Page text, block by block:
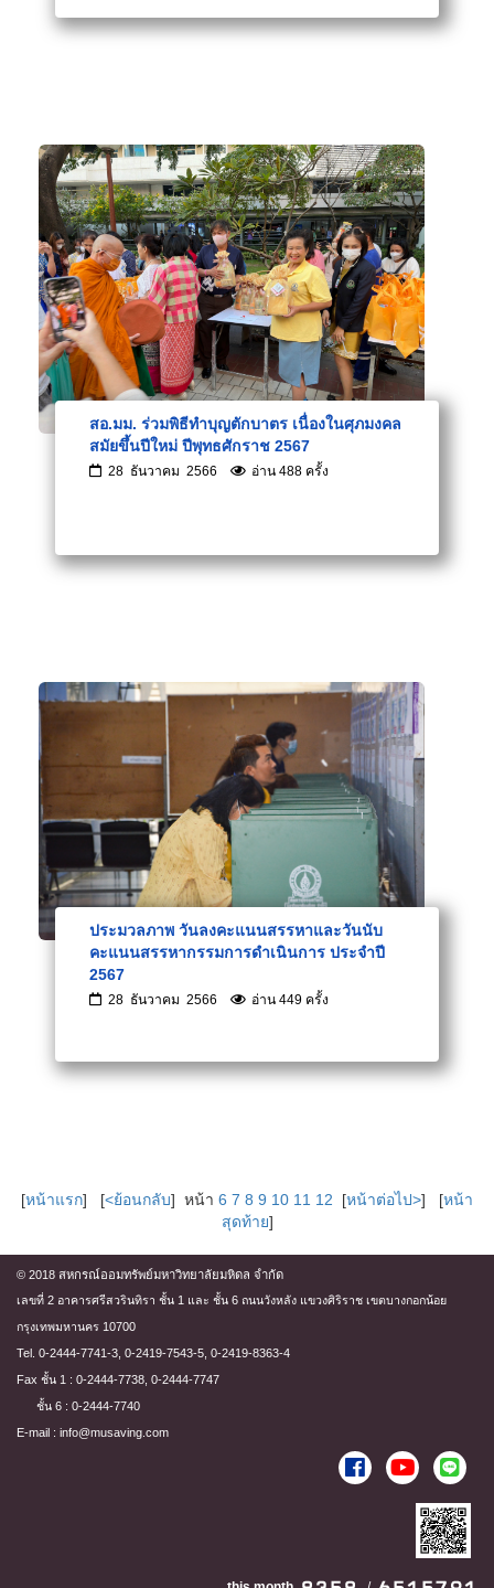
สอ.มม. ร่วมพิธีทำบุญตักบาตร เนื่องในศุภมงคล
สมัยขึ้นปีใหม่ ปีพุทธศักราช 2567
28 ธันวาคม 2566 อ่าน 488 ครั้ง
ประมวลภาพ วันลงคะแนนสรรหาและวันนับ
คะแนนสรรหากรรมการดำเนินการ ประจำปี
2567
28 ธันวาคม 2566 อ่าน 449 ครั้ง
[หน้าแรก] [<ย้อนกลับ] หน้า 6 7 8 9 10 11 12 [หน้าต่อไป>] [หน้า
สุดท้าย]
© 2018 สหกรณ์ออมทรัพย์มหาวิทยาลัยมหิดล จำกัด
เลขที่ 2 อาคารศรีสวรินทิรา ชั้น 1 และ ชั้น 6 ถนนวังหลัง แขวงศิริราช เขตบางกอกน้อย
กรุงเทพมหานคร 10700
Tel. 0-2444-7741-3, 0-2419-7543-5, 0-2419-8363-4
Fax ชั้น 1 : 0-2444-7738, 0-2444-7747
ชั้น 6 : 0-2444-7740
E-mail : info@musaving.com